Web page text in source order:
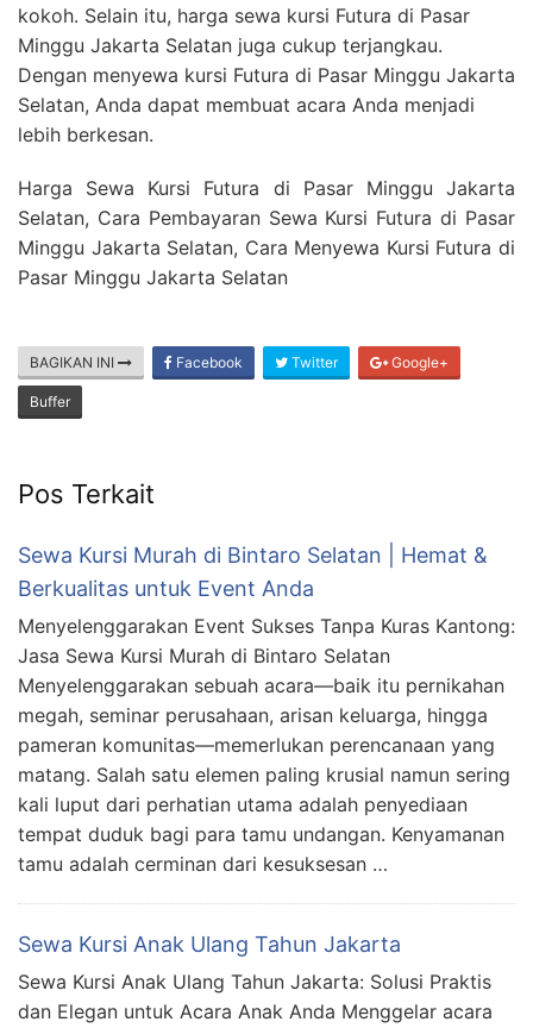
kokoh. Selain itu, harga sewa kursi Futura di Pasar
Minggu Jakarta Selatan juga cukup terjangkau.
Dengan menyewa kursi Futura di Pasar Minggu Jakarta
Selatan, Anda dapat membuat acara Anda menjadi
lebih berkesan.
Harga Sewa Kursi Futura di Pasar Minggu Jakarta
Selatan, Cara Pembayaran Sewa Kursi Futura di Pasar
Minggu Jakarta Selatan, Cara Menyewa Kursi Futura di
Pasar Minggu Jakarta Selatan
BAGIKAN INI Facebook Twitter Google+
Buffer
Pos Terkait
Sewa Kursi Murah di Bintaro Selatan | Hemat &
Berkualitas untuk Event Anda
Menyelenggarakan Event Sukses Tanpa Kuras Kantong:
Jasa Sewa Kursi Murah di Bintaro Selatan
Menyelenggarakan sebuah acara—baik itu pernikahan
megah, seminar perusahaan, arisan keluarga, hingga
pameran komunitas—memerlukan perencanaan yang
matang. Salah satu elemen paling krusial namun sering
kali luput dari perhatian utama adalah penyediaan
tempat duduk bagi para tamu undangan. Kenyamanan
tamu adalah cerminan dari kesuksesan …
Sewa Kursi Anak Ulang Tahun Jakarta
Sewa Kursi Anak Ulang Tahun Jakarta: Solusi Praktis
dan Elegan untuk Acara Anak Anda Menggelar acara